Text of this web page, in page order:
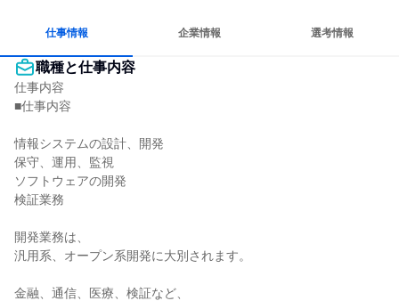
仕事情報 企業情報 選考情報
職種と仕事内容
仕事内容
■仕事内容
情報システムの設計、開発
保守、運用、監視
ソフトウェアの開発
検証業務
開発業務は、
汎用系、オープン系開発に大別されます。
金融、通信、医療、検証など、